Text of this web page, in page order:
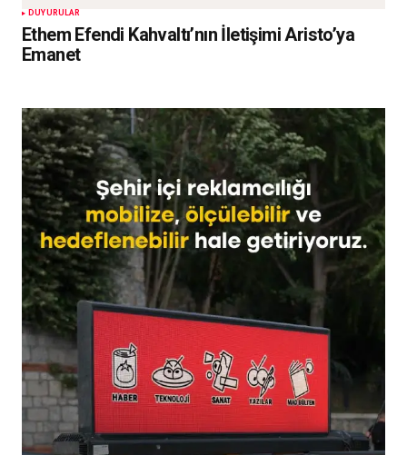
DUYURULAR
Ethem Efendi Kahvaltı’nın İletişimi Aristo’ya
Emanet